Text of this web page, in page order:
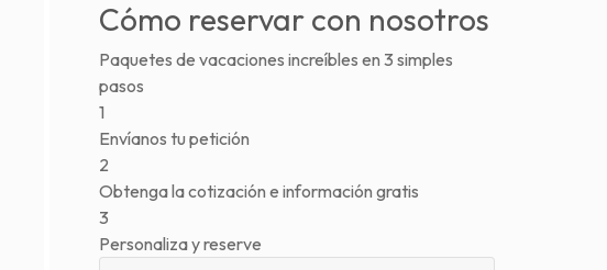
Cómo reservar con nosotros
Paquetes de vacaciones increíbles en 3 simples
pasos
1
Envíanos tu petición
2
Obtenga la cotización e información gratis
3
Personaliza y reserve